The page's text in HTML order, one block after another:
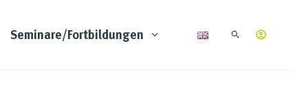
Seminare/Fortbildungen